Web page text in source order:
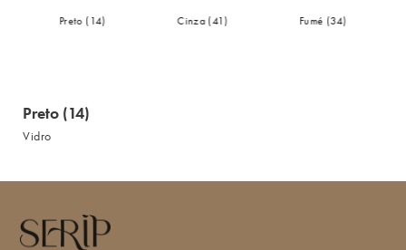
Preto (14) Cinza (41) Fumé (34)
Preto (14)
Vidro